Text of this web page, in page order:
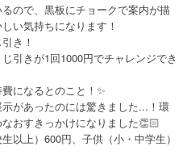
ので、黒板にチョークで案内が描
い気持ちになります！
き！
引きが1回1000円でチャレンジでき
になるとのこと！✨
があったのには驚きました...！環
おすきっかけになりました👏🏻
以上）600円、子供（小・中学生）